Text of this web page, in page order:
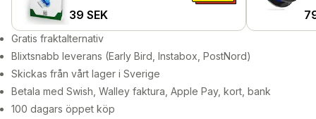
installation
39 SEK
Gratis fraktalternativ
Blixtsnabb leverans (Early Bird, Instabox, PostNord)
Skickas från vårt lager i Sverige
Betala med Swish, Walley faktura, Apple Pay, kort, bank
100 dagars öppet köp